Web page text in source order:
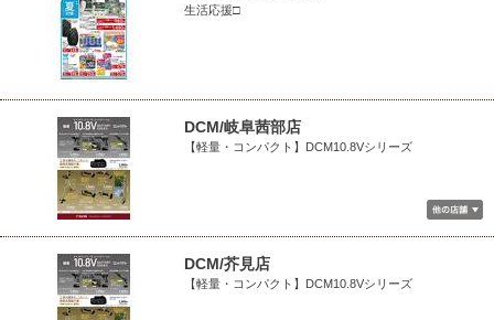
生活応援□
DCM/岐阜茜部店
【軽量・コンパクト】DCM10.8Vシリーズ
DCM/芥見店
【軽量・コンパクト】DCM10.8Vシリーズ